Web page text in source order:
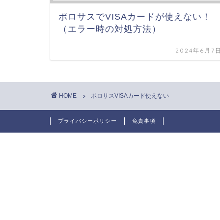
ポロサスでVISAカードが使えない！
（エラー時の対処方法）
2024年6月7
HOME ポロサスVISAカード使えない
プライバシーポリシー 免責事項